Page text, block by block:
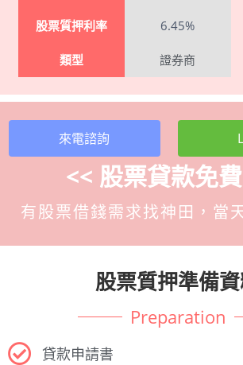
股票質押利率 6.45%
類型 證券商
來電諮詢
<< 股票貸款免
有股票借錢需求找神田，當
股票質押準備
Preparation
貸款申請書